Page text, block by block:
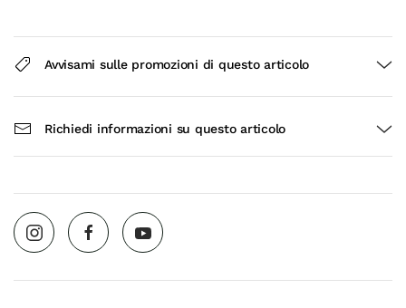
Avvisami sulle promozioni di questo articolo
Richiedi informazioni su questo articolo